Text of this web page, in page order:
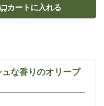
カートに入れる
な香りのオリーブ